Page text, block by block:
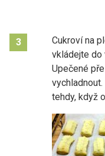
3
Cukroví na
vkládejte do
Upečené
tehdy, když